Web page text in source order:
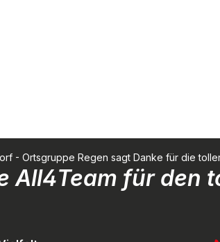
- Ortsgruppe Regen sagt Danke für die
All4Team für den